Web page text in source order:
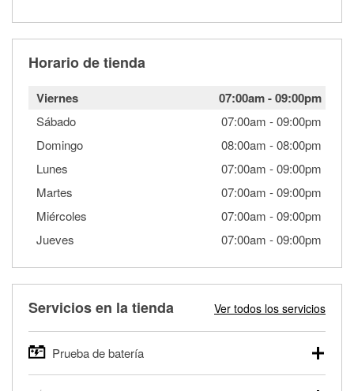
Horario de tienda
Viernes 07:00am-09:00pm
Sábado 07:00am -09:00pm
Domingo
08:00am -08:00pm
Lunes
07:00am -09:00pm
Martes
07:00am -09:00pm
Miércoles
07:00am -09:00pm
Jueves
07:00am -09:00pm
Servicios en la tienda Ver todos los servicios
Prueba de batería